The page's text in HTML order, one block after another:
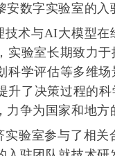
数字实验室的入
术与AI大模型
实验室长期致力
科学评估等多维
了决策过程的
争为国家和地方
验室参与了相